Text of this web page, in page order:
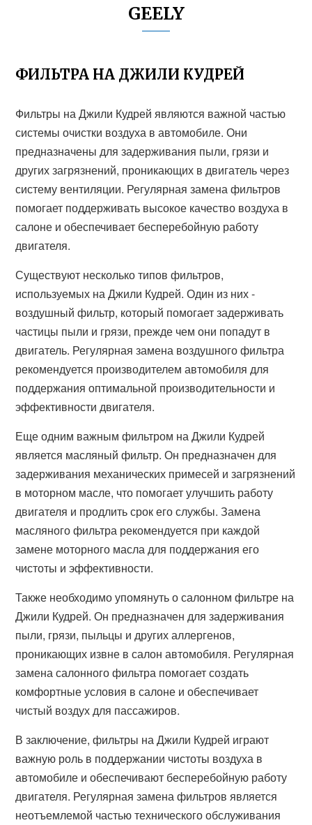
GEELY
ФИЛЬТРА НА ДЖИЛИ КУДРЕЙ
Фильтры на Джили Кудрей являются важной частью
системы очистки воздуха в автомобиле. Они
предназначены для задерживания пыли, грязи и
других загрязнений, проникающих в двигатель через
систему вентиляции. Регулярная замена фильтров
помогает поддерживать высокое качество воздуха в
салоне и обеспечивает бесперебойную работу
двигателя.
Существуют несколько типов фильтров,
используемых на Джили Кудрей. Один из них -
воздушный фильтр, который помогает задерживать
частицы пыли и грязи, прежде чем они попадут в
двигатель. Регулярная замена воздушного фильтра
рекомендуется производителем автомобиля для
поддержания оптимальной производительности и
эффективности двигателя.
Еще одним важным фильтром на Джили Кудрей
является масляный фильтр. Он предназначен для
задерживания механических примесей и загрязнений
в моторном масле, что помогает улучшить работу
двигателя и продлить срок его службы. Замена
масляного фильтра рекомендуется при каждой
замене моторного масла для поддержания его
чистоты и эффективности.
Также необходимо упомянуть о салонном фильтре на
Джили Кудрей. Он предназначен для задерживания
пыли, грязи, пыльцы и других аллергенов,
проникающих извне в салон автомобиля. Регулярная
замена салонного фильтра помогает создать
комфортные условия в салоне и обеспечивает
чистый воздух для пассажиров.
В заключение, фильтры на Джили Кудрей играют
важную роль в поддержании чистоты воздуха в
автомобиле и обеспечивают бесперебойную работу
двигателя. Регулярная замена фильтров является
неотъемлемой частью технического обслуживания